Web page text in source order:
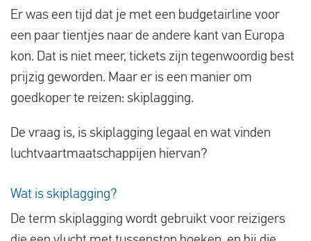
Gemaakte kosten
Vlucht gewijzigd
Aansluiting gemist
Over ons
Contact
+3188-0066466
Er was een tijd dat je met een budgetairline voor
een paar tientjes naar de andere kant van Europa
kon. Dat is niet meer, tickets zijn tegenwoordig best
prijzig geworden. Maar er is een manier om
goedkoper te reizen: skiplagging.
De vraag is, is skiplagging legaal en wat vinden
luchtvaartmaatschappijen hiervan?
Wat is skiplagging?
De term skiplagging wordt gebruikt voor reizigers